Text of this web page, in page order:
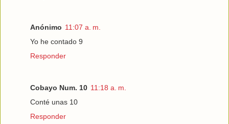
Anónimo 11:07 a. m.
Yo he contado 9
Responder
Cobayo Num. 10 11:18 a. m.
Conté unas 10
Responder